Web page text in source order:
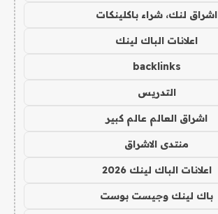
اشراق لنك، شراء باكلينكات
اعلانات الباك لينك
backlinks
التدريس
اشراق العالم عالم كبير
منتدى الاشراق
اعلانات الباك لينك 2026
باك لينك وجيست بوست